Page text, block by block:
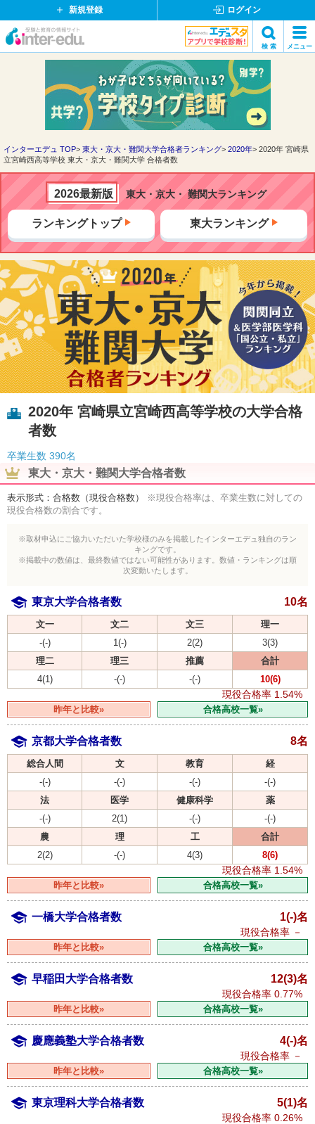
新規登録 ログイン
イ
ド
ッ
ト
検 索 メニュー
検索
インターエデュ TOP 東大・京大・難関大学合格者ランキング 2020年
2020年 宮崎県
立宮崎西高等学校 東大・京大・難関大学 合格者数
2026最新版 東大・京大・ 難関大ランキング
ランキングトップ 東大ランキング
2020年 宮崎県立宮崎西高等学校の大学合格
者数
卒業生数 390名
東大・京大・難関大学合格者数
表示形式：合格数（現役合格数）
※現役合格率は、卒業生数に対しての
現役合格数の割合です。
※取材申込にご協力いただいた学校様のみを掲載したインターエデュ独自のラン
キングです。
※掲載中の数値は、最終数値ではない可能性があります。数値・ランキングは順
次変動いたします。
東京大学合格者数 10名
文一 文二 文三
理一
-(-)
1(-) 2(2)
3(3)
理二
理三 推薦
合計
4(1)
-(-) -(-) 10(6)
現役合格率 1.54%
昨年と比較» 合格高校一覧»
京都大学合格者数 8名
総合人間 文 教育
経
-(-)
-(-) -(-)
-(-)
法
医学 健康科学
薬
-(-)
2(1) -(-)
-(-)
農
理 工
合計
2(2)
-(-) 4(3) 8(6)
現役合格率 1.54%
昨年と比較» 合格高校一覧»
一橋大学合格者数 1(-)名
現役合格率 －
昨年と比較» 合格高校一覧»
早稲田大学合格者数 12(3)名
現役合格率 0.77%
昨年と比較» 合格高校一覧»
慶應義塾大学合格者数 4(-)名
現役合格率 －
昨年と比較» 合格高校一覧»
東京理科大学合格者数 5(1)名
現役合格率 0.26%